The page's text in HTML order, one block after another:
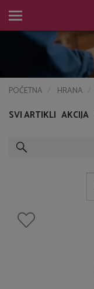
POČETNA HRANA
SVI ARTIKLI AKCIJA